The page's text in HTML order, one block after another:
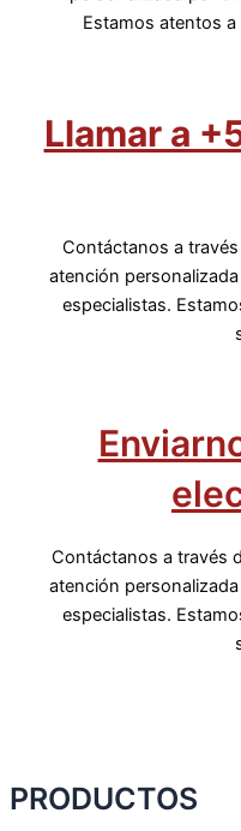
Estamos atentos
Llamar a
Contáctanos a
atención
especialistas.
Contáctanos a través
atención
especialistas.
PRODUCTOS